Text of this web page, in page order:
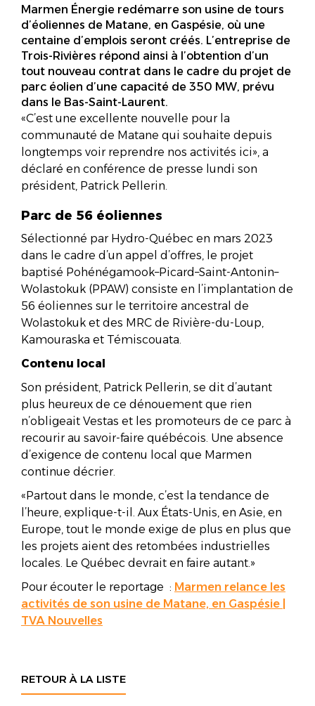
Marmen Énergie redémarre son usine de tours
d’éoliennes de Matane, en Gaspésie, où une
centaine d’emplois seront créés. L’entreprise de
Trois-Rivières répond ainsi à l’obtention d’un
tout nouveau contrat dans le cadre du projet de
parc éolien d’une capacité de 350 MW, prévu
dans le Bas-Saint-Laurent.
«C’est une excellente nouvelle pour la
communauté de Matane qui souhaite depuis
longtemps voir reprendre nos activités ici», a
déclaré en conférence de presse lundi son
président, Patrick Pellerin.
Parc de 56 éoliennes
Sélectionné par Hydro-Québec en mars 2023
dans le cadre d’un appel d’offres, le projet
baptisé Pohénégamook–Picard–Saint-Antonin–
Wolastokuk (PPAW) consiste en l’implantation de
56 éoliennes sur le territoire ancestral de
Wolastokuk et des MRC de Rivière-du-Loup,
Kamouraska et Témiscouata.
Contenu local
Son président, Patrick Pellerin, se dit d’autant
plus heureux de ce dénouement que rien
n’obligeait Vestas et les promoteurs de ce parc à
recourir au savoir-faire québécois. Une absence
d’exigence de contenu local que Marmen
continue décrier.
«Partout dans le monde, c’est la tendance de
l’heure, explique-t-il. Aux États-Unis, en Asie, en
Europe, tout le monde exige de plus en plus que
les projets aient des retombées industrielles
locales. Le Québec devrait en faire autant.»
Pour écouter le reportage : Marmen relance les
activités de son usine de Matane, en Gaspésie |
TVA Nouvelles
RETOUR À LA LISTE